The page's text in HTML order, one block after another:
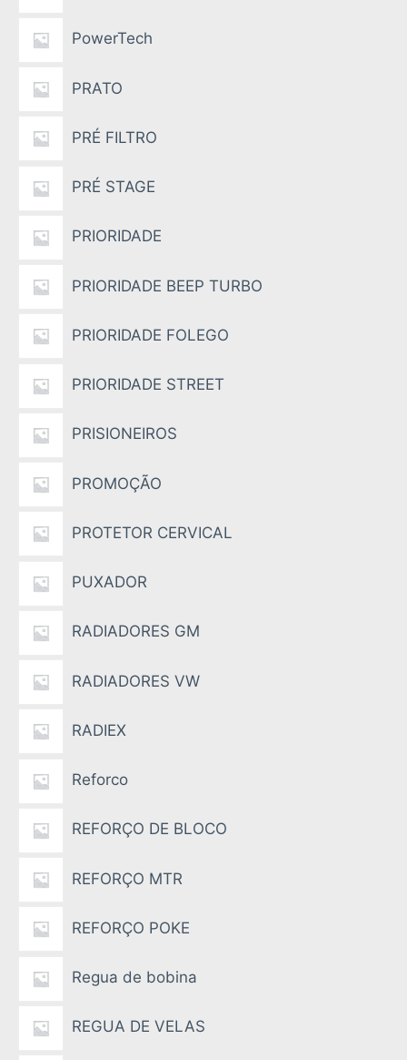
PowerTech
PRATO
PRÉ FILTRO
PRÉ STAGE
PRIORIDADE
PRIORIDADE BEEP TURBO
PRIORIDADE FOLEGO
PRIORIDADE STREET
PRISIONEIROS
PROMOÇÃO
PROTETOR CERVICAL
PUXADOR
RADIADORES GM
RADIADORES VW
RADIEX
Reforco
REFORÇO DE BLOCO
REFORÇO MTR
REFORÇO POKE
Regua de bobina
REGUA DE VELAS